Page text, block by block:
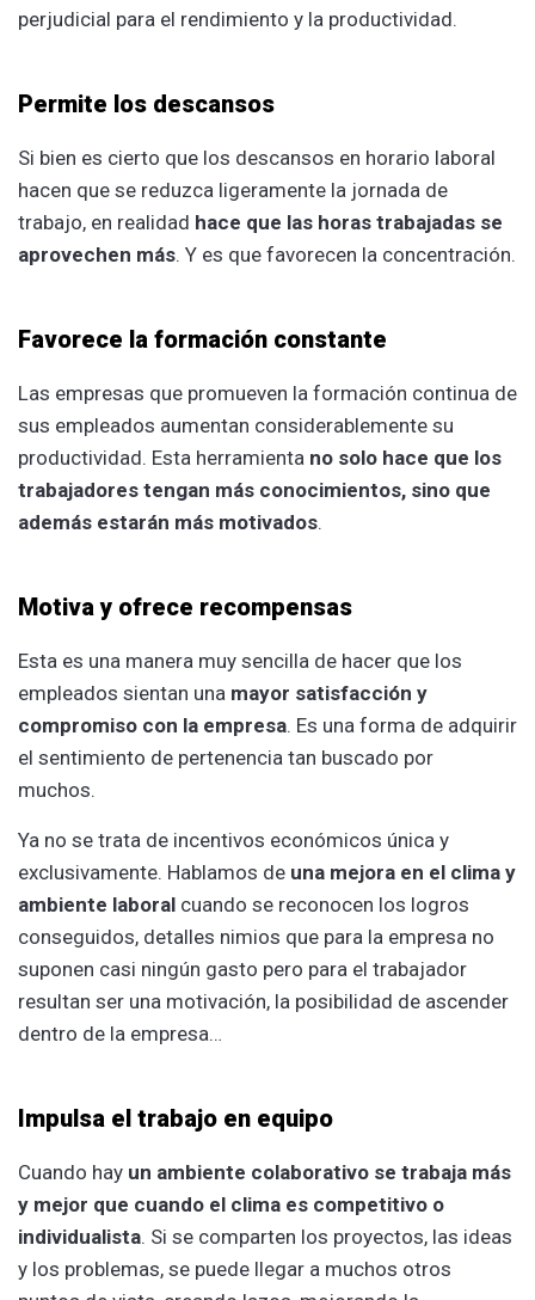
perjudicial para el rendimiento y la productividad.
Permite los descansos
Si bien es cierto que los descansos en horario laboral
hacen que se reduzca ligeramente la jornada de
trabajo, en realidad hace que las horas trabajadas se
aprovechen más. Y es que favorecen la concentración.
Favorece la formación constante
Las empresas que promueven la formación continua de
sus empleados aumentan considerablemente su
productividad. Esta herramienta no solo hace que los
trabajadores tengan más conocimientos, sino que
además estarán más motivados.
Motiva y ofrece recompensas
Esta es una manera muy sencilla de hacer que los
empleados sientan una mayor satisfacción y
compromiso con la empresa. Es una forma de adquirir
el sentimiento de pertenencia tan buscado por
muchos.
Ya no se trata de incentivos económicos única y
exclusivamente. Hablamos de una mejora en el clima y
ambiente laboral cuando se reconocen los logros
conseguidos, detalles nimios que para la empresa no
suponen casi ningún gasto pero para el trabajador
resultan ser una motivación, la posibilidad de ascender
dentro de la empresa…
Impulsa el trabajo en equipo
Cuando hay un ambiente colaborativo se trabaja más
y mejor que cuando el clima es competitivo o
individualista. Si se comparten los proyectos, las ideas
y los problemas, se puede llegar a muchos otros